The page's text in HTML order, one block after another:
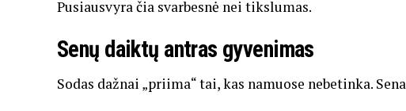
Pusiausvyra čia svarbesnė nei tikslumas.
Senų daiktų antras gyvenimas
Sodas dažnai „priima“ tai, kas namuose nebetinka.